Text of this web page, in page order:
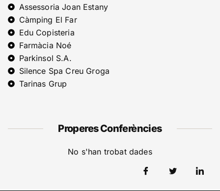
Assessoria Joan Estany
Càmping El Far
Edu Copisteria
Farmàcia Noé
Parkinsol S.A.
Silence Spa Creu Groga
Tarinas Grup
Properes Conferències
No s'han trobat dades